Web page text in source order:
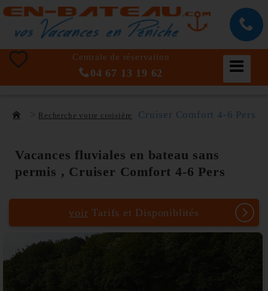
Centrale de réservation
04 67 13 19 62
Recherche votre croisière Cruiser Comfort 4-6 Pers
Vacances fluviales en bateau sans
permis , Cruiser Comfort 4-6 Pers
voir Tarifs et Disponiblités